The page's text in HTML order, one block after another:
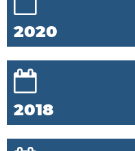
2020
2018